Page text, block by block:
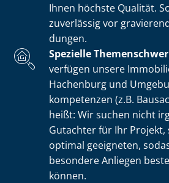
Ihnen höchste Qualität.
zuverlässig vor
dun­gen.
Spezielle
verfügen unsere
Hachenburg und
kom­pe­ten­zen (z.B.
heißt: Wir suchen nicht
Gutachter für Ihr Projekt,
optimal geeigneten,
besondere Anliegen
können.